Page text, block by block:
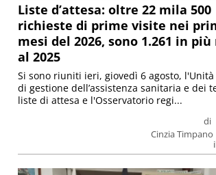
Liste d’attesa: oltre 22 mila 500
richieste di prime visite nei
mesi del 2026, sono 1.261 in
al 2025
di
Cinzia Timpano
Si sono riuniti ieri, giovedì 6 agosto,
di gestione dell’assistenza sanitaria e dei
liste di attesa e l'Osservatorio regi...